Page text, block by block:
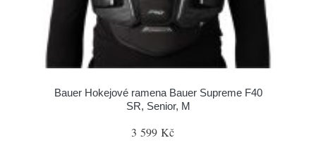
Bauer Hokejové ramena Bauer Supreme F40
SR, Senior, M
3 599 Kč